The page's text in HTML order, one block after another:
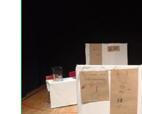
JUST DO IT